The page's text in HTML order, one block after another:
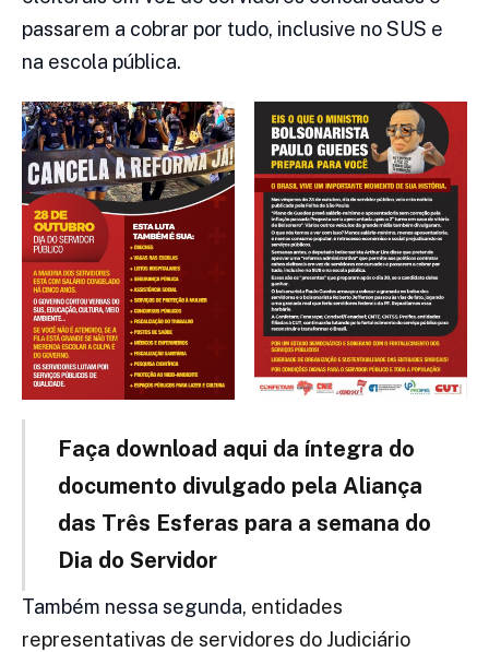
passarem a cobrar por tudo, inclusive no SUS e
na escola pública.
Faça download aqui da íntegra do
documento divulgado pela Aliança
das Três Esferas para a semana do
Dia do Servidor
Também nessa segunda, entidades
representativas de servidores do Judiciário